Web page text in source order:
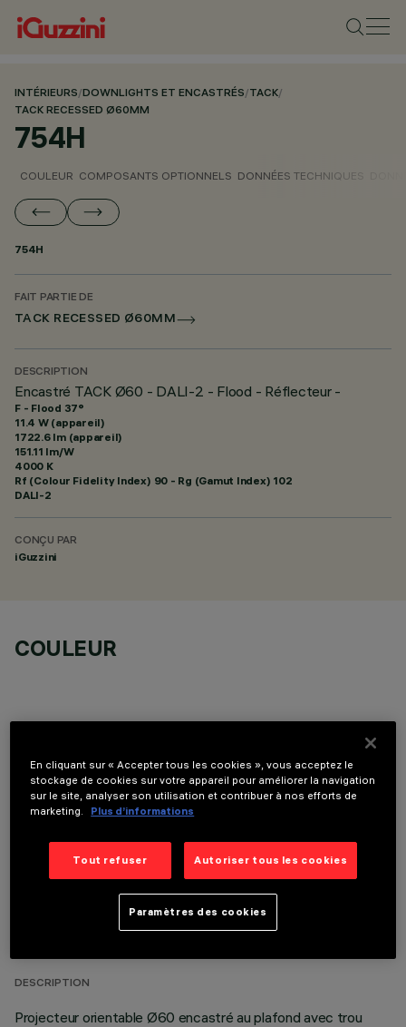
INTÉRIEURS/DOWNLIGHTS ET ENCASTRÉS/TACK/
TACK RECESSED Ø60MM
754H
COULEUR COMPOSANTS OPTIONNELS DONNÉES TECHNIQUES
754H
FAIT PARTIE DE
TACK RECESSED Ø60MM
DESCRIPTION
Encastré TACK Ø60 - DALI-2 - Flood - Réflecteur -
F - Flood 37°
11.4 W (appareil)
1722.6 lm (appareil)
151.11 lm/W
4000 K
Rf (Colour Fidelity Index) 90 - Rg (Gamut Index) 102
DALI-2
CONÇU PAR
iGuzzini
COULEUR
COMPOSANTS OPTIONNELS
DONNÉES TECHNIQUES
DESCRIPTION
Projecteur orientable Ø60 encastré au plafond avec trou
En cliquant sur « Accepter tous les cookies », vous acceptez le
stockage de cookies sur votre appareil pour améliorer la navigation
sur le site, analyser son utilisation et contribuer à nos efforts de
marketing.
Plus d’informations
Tout refuser Autoriser tous les cookies
Paramètres des cookies